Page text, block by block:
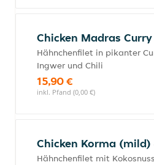
Chicken Madras Curry
Hähnchenfilet in pikanter
Ingwer und Chili
15,90 €
inkl. Pfand (0,00 €)
Chicken Korma (mild)
Hähnchenfilet mit